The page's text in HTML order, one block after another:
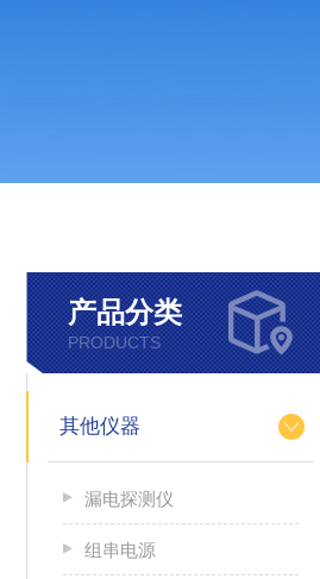
产品分类
PRODUCTS
其他仪器
漏电探测仪
组串电源